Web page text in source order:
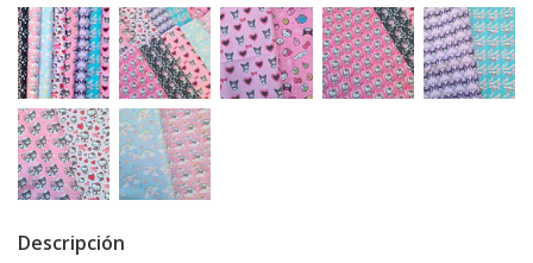
Descripción